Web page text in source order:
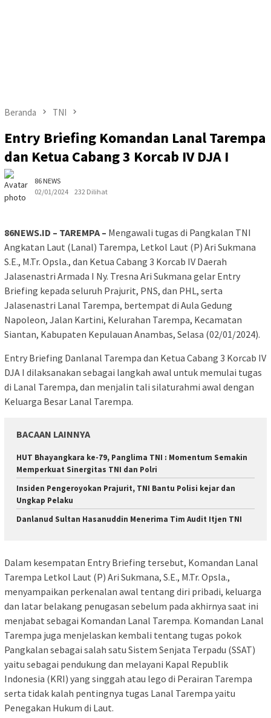
Beranda TNI
Entry Briefing Komandan Lanal Tarempa
dan Ketua Cabang 3 Korcab IV DJA I
86 NEWS
02/01/2024
232 Dilihat
86NEWS.ID – TAREMPA – Mengawali tugas di Pangkalan TNI
Angkatan Laut (Lanal) Tarempa, Letkol Laut (P) Ari Sukmana
S.E., M.Tr. Opsla., dan Ketua Cabang 3 Korcab IV Daerah
Jalasenastri Armada I Ny. Tresna Ari Sukmana gelar Entry
Briefing kepada seluruh Prajurit, PNS, dan PHL, serta
Jalasenastri Lanal Tarempa, bertempat di Aula Gedung
Napoleon, Jalan Kartini, Kelurahan Tarempa, Kecamatan
Siantan, Kabupaten Kepulauan Anambas, Selasa (02/01/2024).
Entry Briefing Danlanal Tarempa dan Ketua Cabang 3 Korcab IV
DJA I dilaksanakan sebagai langkah awal untuk memulai tugas
di Lanal Tarempa, dan menjalin tali silaturahmi awal dengan
Keluarga Besar Lanal Tarempa.
BACAAN LAINNYA
HUT Bhayangkara ke-79, Panglima TNI : Momentum Semakin
Memperkuat Sinergitas TNI dan Polri
Insiden Pengeroyokan Prajurit, TNI Bantu Polisi kejar dan
Ungkap Pelaku
Danlanud Sultan Hasanuddin Menerima Tim Audit Itjen TNI
Dalam kesempatan Entry Briefing tersebut, Komandan Lanal
Tarempa Letkol Laut (P) Ari Sukmana, S.E., M.Tr. Opsla.,
menyampaikan perkenalan awal tentang diri pribadi, keluarga
dan latar belakang penugasan sebelum pada akhirnya saat ini
menjabat sebagai Komandan Lanal Tarempa. Komandan Lanal
Tarempa juga menjelaskan kembali tentang tugas pokok
Pangkalan sebagai salah satu Sistem Senjata Terpadu (SSAT)
yaitu sebagai pendukung dan melayani Kapal Republik
Indonesia (KRI) yang singgah atau lego di Perairan Tarempa
serta tidak kalah pentingnya tugas Lanal Tarempa yaitu
Penegakan Hukum di Laut.